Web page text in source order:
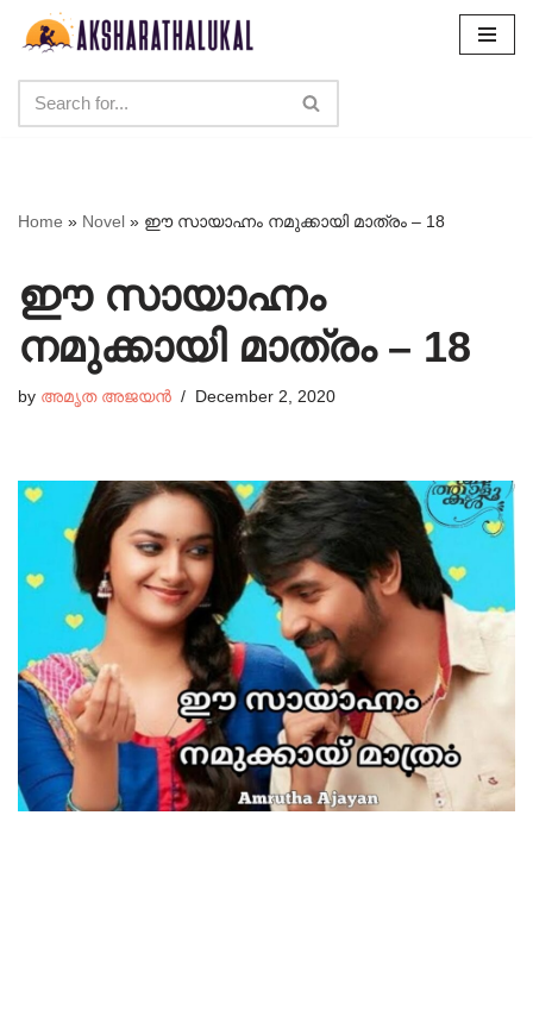
content
Home » Novel » ഈ സായാഹ്നം നമുക്കായി മാത്രം – 18
ഈ സായാഹ്നം
നമുക്കായി മാത്രം – 18
by അമൃത അജയൻ December 2, 2020